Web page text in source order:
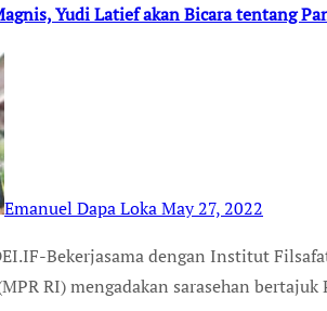
Yudi Latief akan Bicara tentang
Emanuel Dapa LokaMay 27, 2022
RI) mengadakan sarasehan bertajuk